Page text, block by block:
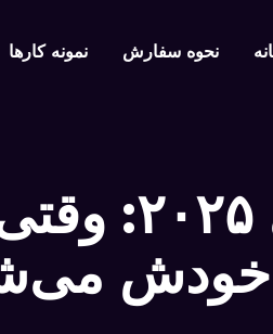
نحوه سفارش نمونه کار‌ها
خودش